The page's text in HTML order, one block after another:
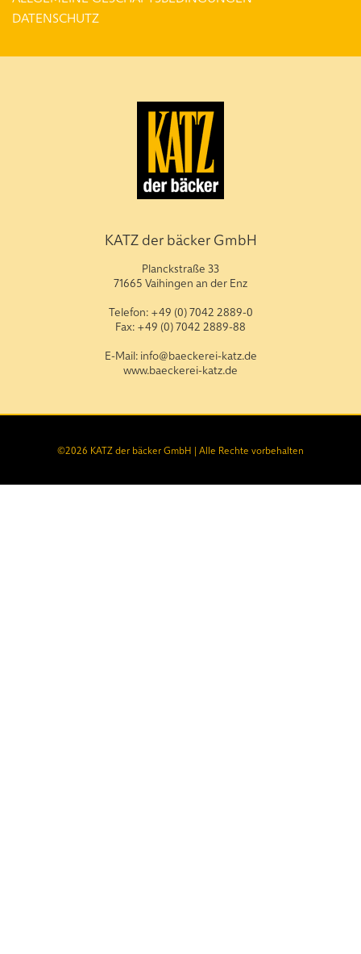
DATENSCHUTZ
KATZ der bäcker GmbH
Planckstraße 33
71665 Vaihingen an der Enz
Telefon: +49 (0) 7042 2889-0
Fax: +49 (0) 7042 2889-88
E-Mail: info@baeckerei-katz.de
www.baeckerei-katz.de
©2026 KATZ der bäcker GmbH | Alle Rechte vorbehalten